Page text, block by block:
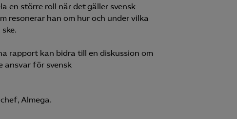
en större roll när det gäller svensk
resonerar han om hur och under vilka
rapport kan bidra till en diskussion om
ansvar för svensk
Almega.